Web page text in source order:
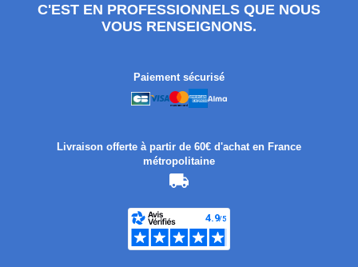
C'EST EN PROFESSIONNELS QUE NOUS
VOUS RENSEIGNONS.
Paiement sécurisé
Livraison offerte à partir de 60€ d'achat en France
métropolitaine